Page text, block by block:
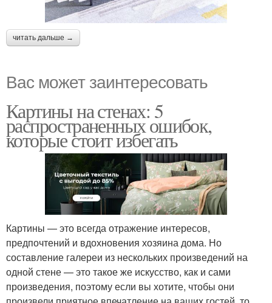
читать дальше →
Вас может заинтересовать
Картины на стенах: 5
распространенных ошибок,
которые стоит избегать
Картины — это всегда отражение интересов,
предпочтений и вдохновения хозяина дома. Но
составление галереи из нескольких произведений на
одной стене — это такое же искусство, как и сами
произведения, поэтому если вы хотите, чтобы они